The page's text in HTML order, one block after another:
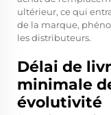
ultérieur, ce qui
de la marque,
les distributeurs.
Délai de
minimale
évolutivité